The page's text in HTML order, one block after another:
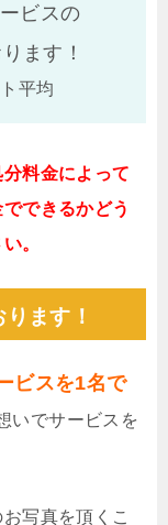
ビスの
ます！
平均
料金によって
できるかどう
。
ます！
ビスを1名で
いでサービスを
写真を頂くこ